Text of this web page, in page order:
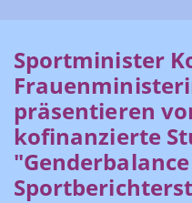
Sportminister
präsentieren
kofinanzierte